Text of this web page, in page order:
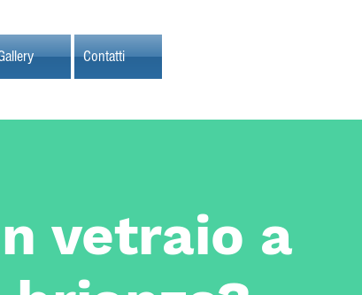
Contatti
vetraio a